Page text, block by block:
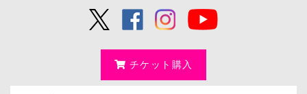
チケット購入